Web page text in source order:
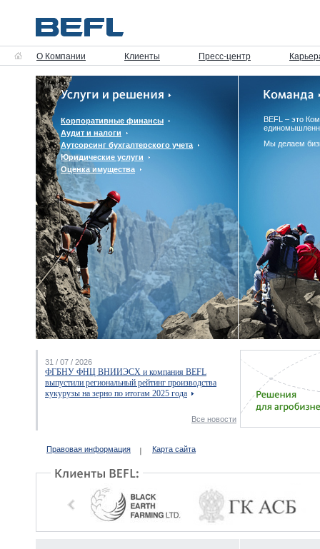
О Компании Клиенты Пресс-центр
Корпоративные финансы
Аудит и налоги
Аутсорсинг бухгалтерского учета
Юридические услуги
Оценка имущества
BEFL – это
Мы делаем
31 / 07 / 2026
ФГБНУ ФНЦ ВНИИЭСХ и компания BEFL
выпустили региональный рейтинг производства
кукурузы на зерно по итогам 2025 года
Все новости
Правовая информация Карта сайта